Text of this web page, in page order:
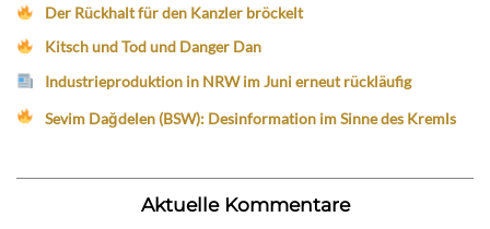
Der Rückhalt für den Kanzler bröckelt
Kitsch und Tod und Danger Dan
Industrieproduktion in NRW im Juni erneut rückläufig
Sevim Dağdelen (BSW): Desinformation im Sinne des Kremls
Aktuelle Kommentare